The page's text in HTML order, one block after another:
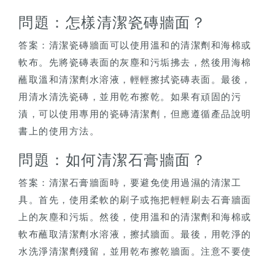
問題：怎樣清潔瓷磚牆面？
答案：清潔瓷磚牆面可以使用溫和的清潔劑和海棉或
軟布。先將瓷磚表面的灰塵和污垢拂去，然後用海棉
蘸取溫和清潔劑水溶液，輕輕擦拭瓷磚表面。最後，
用清水清洗瓷磚，並用乾布擦乾。如果有頑固的污
漬，可以使用專用的瓷磚清潔劑，但應遵循產品說明
書上的使用方法。
問題：如何清潔石膏牆面？
答案：清潔石膏牆面時，要避免使用過濕的清潔工
具。首先，使用柔軟的刷子或拖把輕輕刷去石膏牆面
上的灰塵和污垢。然後，使用溫和的清潔劑和海棉或
軟布蘸取清潔劑水溶液，擦拭牆面。最後，用乾淨的
水洗淨清潔劑殘留，並用乾布擦乾牆面。注意不要使